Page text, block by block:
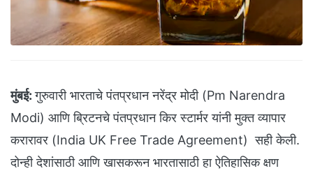
मुंबई: गुरुवारी भारताचे पंतप्रधान नरेंद्र मोदी (Pm Narendra
Modi) आणि ब्रिटनचे पंतप्रधान किर स्टार्मर यांनी मुक्त व्यापार
करारावर (India UK Free Trade Agreement) सही केली.
दोन्ही देशांसाठी आणि खासकरून भारतासाठी हा ऐतिहासिक क्षण